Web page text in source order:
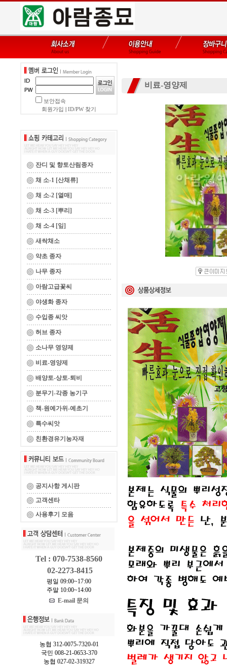
보안접속
회원가입
ID/PW 찾기
잔디 및 향토산림종자
채 소-1 [산채류]
채 소-2 [열매]
채 소-3 [뿌리]
채 소-4 [잎]
새싹채소
약초 종자
나무 종자
아람고급꽃씨
야생화 종자
수입종 씨앗
허브 종자
소나무 영양제
비료-영양제
배양토-상토-퇴비
분무기-각종 농기구
책-원예가위-예초기
특수씨앗
친환경유기농자재
공지사항 게시판
고객센타
사용후기 모음
Tel : 070-7538-8560
02-2273-8415
평일 09:00~17:00
주말 10:00~14:00
E-mail 문의
농협 312-0075-7320-01
국민 008-21-0653-370
농협 027-02-319327
비료-영양제